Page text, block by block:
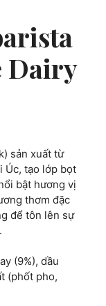
Dairy
sản xuất từ
Úc, tạo lớp bọt
bật hương vị
thơm đặc
để tôn lên sự
(9%), dầu
(phốt pho,